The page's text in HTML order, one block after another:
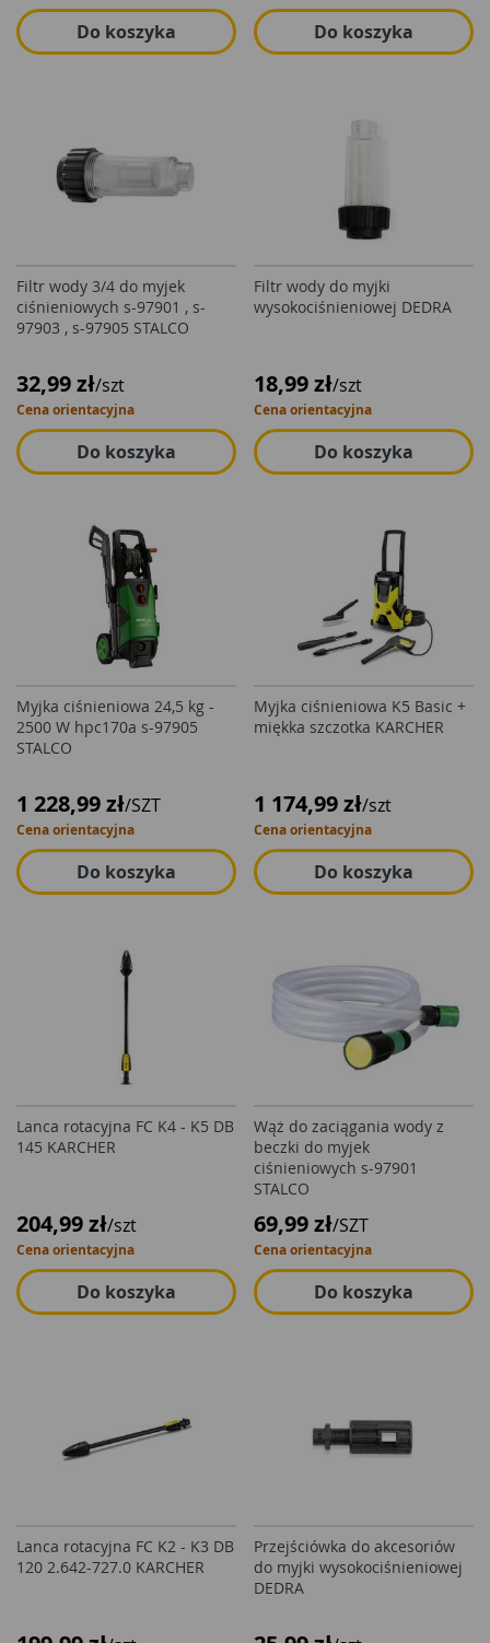
Do koszyka Do koszyka
Filtr wody 3/4 do myjek
ciśnieniowych s-97901 , s-
97903 , s-97905 STALCO
32,99 zł/szt
Cena orientacyjna
Do koszyka
Filtr wody do myjki
wysokociśnieniowej DEDRA
18,99 zł/szt
Cena orientacyjna
Do koszyka
Myjka ciśnieniowa 24,5 kg -
2500 W hpc170a s-97905
STALCO
1 228,99 zł/SZT
Cena orientacyjna
Do koszyka
Myjka ciśnieniowa K5 Basic +
miękka szczotka KARCHER
1 174,99 zł/szt
Cena orientacyjna
Do koszyka
Lanca rotacyjna FC K4 - K5 DB
145 KARCHER
204,99 zł/szt
Cena orientacyjna
Do koszyka
Wąż do zaciągania wody z
beczki do myjek
ciśnieniowych s-97901
STALCO
69,99 zł/SZT
Cena orientacyjna
Do koszyka
Lanca rotacyjna FC K2 - K3 DB
120 2.642-727.0 KARCHER
Przejściówka do akcesoriów
do myjki wysokociśnieniowej
DEDRA